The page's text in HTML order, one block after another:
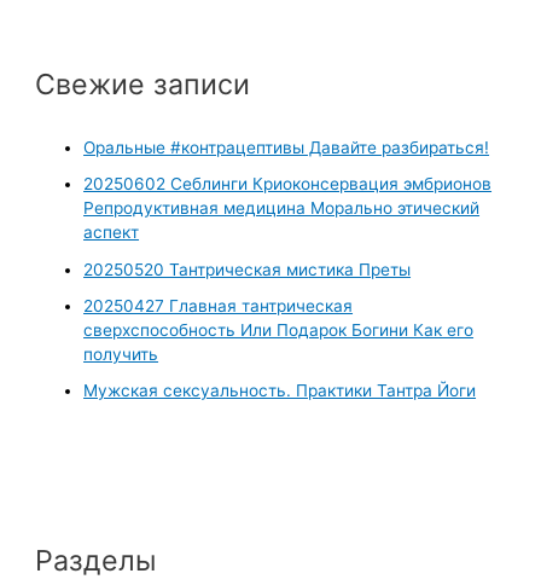
Свежие записи
Оральные #контрацептивы Давайте разбираться!
20250602 Себлинги Криоконсервация эмбрионов
Репродуктивная медицина Морально этический
аспект
20250520 Тантрическая мистика Преты
20250427 Главная тантрическая
сверхспособность Или Подарок Богини Как его
получить
Мужская сексуальность. Практики Тантра Йоги
Разделы